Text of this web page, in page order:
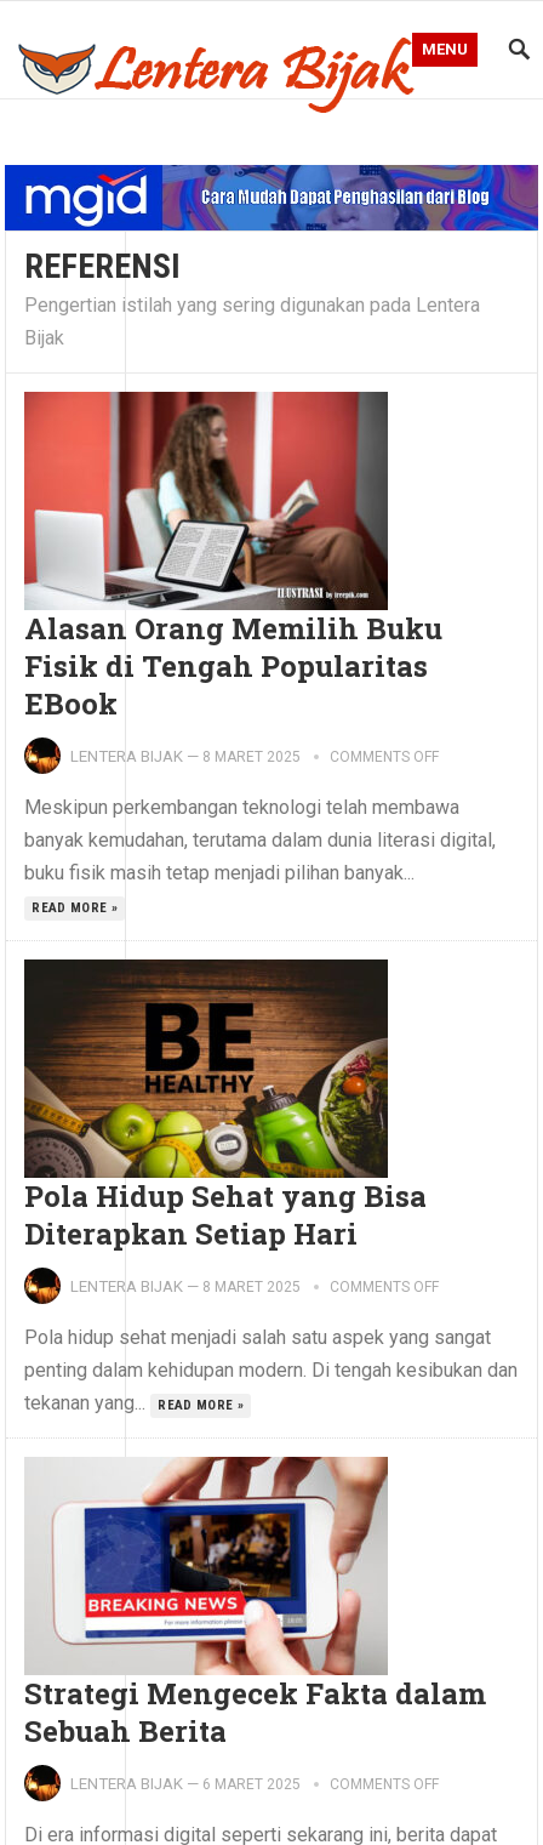
MENU
REFERENSI
Pengertian istilah yang sering digunakan pada Lentera
Bijak
Alasan Orang Memilih Buku
Fisik di Tengah Popularitas
EBook
LENTERA BIJAK — 8 MARET 2025 COMMENTS OFF
Meskipun perkembangan teknologi telah membawa
banyak kemudahan, terutama dalam dunia literasi digital,
buku fisik masih tetap menjadi pilihan banyak...
READ MORE »
Pola Hidup Sehat yang Bisa
Diterapkan Setiap Hari
LENTERA BIJAK — 8 MARET 2025 COMMENTS OFF
Pola hidup sehat menjadi salah satu aspek yang sangat
penting dalam kehidupan modern. Di tengah kesibukan dan
tekanan yang...
READ MORE »
Strategi Mengecek Fakta dalam
Sebuah Berita
LENTERA BIJAK — 6 MARET 2025 COMMENTS OFF
Di era informasi digital seperti sekarang ini, berita dapat